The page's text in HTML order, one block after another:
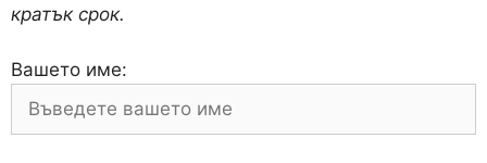
кратък срок.
Вашето име: